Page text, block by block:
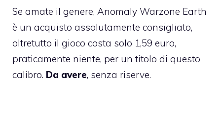
Se amate il genere, Anomaly Warzone Earth
è un acquisto assolutamente consigliato,
oltretutto il gioco costa solo 1,59 euro,
praticamente niente, per un titolo di questo
calibro. Da avere, senza riserve.